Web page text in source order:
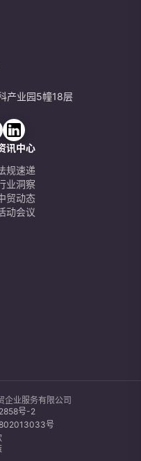
产业园5幢18层
讯中心
规速递
业洞察
贸动态
动会议
业服务有限公司
号-2
号